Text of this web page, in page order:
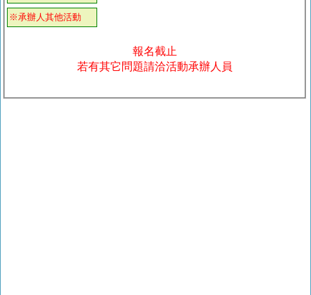
※承辦人其他活動
報名截止
若有其它問題請洽活動承辦人員